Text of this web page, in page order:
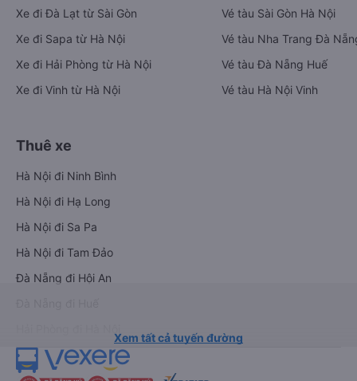
Xe đi Đà Lạt từ Sài Gòn
Xe đi Sapa từ Hà Nội
Xe đi Hải Phòng từ Hà Nội
Xe đi Vinh từ Hà Nội
Vé tàu Sài Gòn Hà Nội
Vé tàu Nha Trang Đà
Vé tàu Đà Nẵng Huế
Vé tàu Hà Nội Vinh
Thuê xe
Hà Nội đi Ninh Bình
Hà Nội đi Hạ Long
Hà Nội đi Sa Pa
Hà Nội đi Tam Đảo
Đà Nẵng đi Hội An
Xem tất cả tuyến đường